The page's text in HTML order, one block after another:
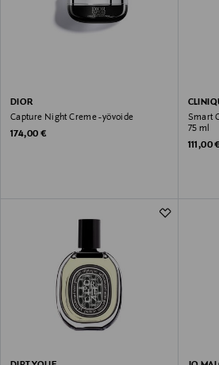
DIOR
Capture Night Creme -yövoide
Original Price
174,00 €
Smart
75 ml
111,00 €